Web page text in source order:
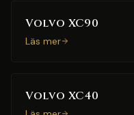
Volvo XC90
Läs mer
Volvo XC40